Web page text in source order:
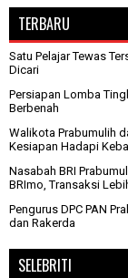
TERBARU
Satu Pelajar Tewas
Dicari
Persiapan Lomba
Berbenah
Walikota Prabumulih
Kesiapan Hadapi
Nasabah BRI
BRImo, Transaksi
Pengurus DPC PAN
dan Rakerda
SELEBRITI